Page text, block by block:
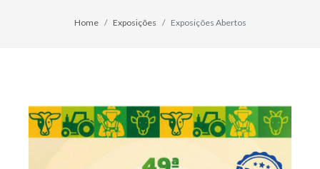
Home Exposições Exposições Abertos